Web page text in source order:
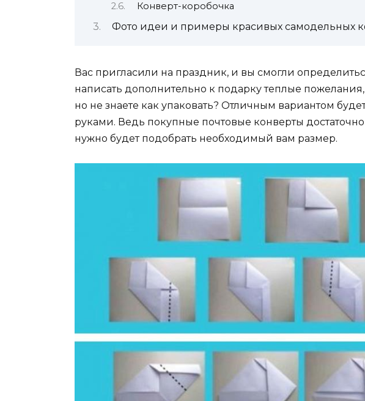
Конверт-коробочка
Фото идеи и примеры красивых самодельных
Вас пригласили на праздник, и вы смогли
написать дополнительно к подарку теплые
но не знаете как упаковать? Отличным вариантом
руками. Ведь покупные почтовые конверты
нужно будет подобрать необходимый вам размер.